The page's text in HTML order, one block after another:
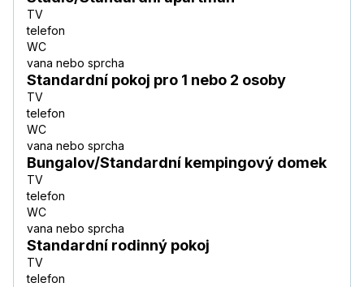
TV
telefon
WC
vana nebo sprcha
Standardní pokoj pro 1 nebo 2 osoby
TV
telefon
WC
vana nebo sprcha
Bungalov/Standardní kempingový domek
TV
telefon
WC
vana nebo sprcha
Standardní rodinný pokoj
TV
telefon